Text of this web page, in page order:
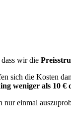
wir die
sich die Kosten
weniger als 10 €
einmal